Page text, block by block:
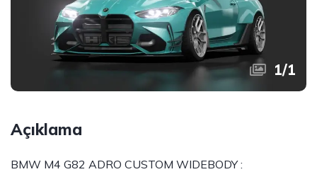
1/1
Açıklama
BMW M4 G82 ADRO CUSTOM WIDEBODY :